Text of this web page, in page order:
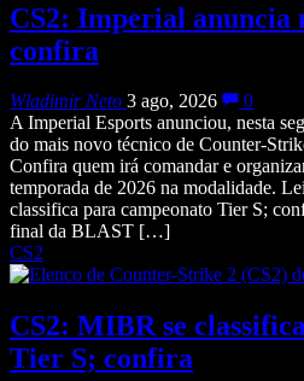
CS2: Imperial anuncia
confira
Wladimir Neto 3 ago, 2026
0
A Imperial Esports anunciou, nesta
do mais novo técnico de Counter-
Confira quem irá comandar e
temporada de 2026 na modalidade.
classifica para campeonato Tier S;
final da BLAST […]
CS2
CS2: MIBR se
Tier S; confira